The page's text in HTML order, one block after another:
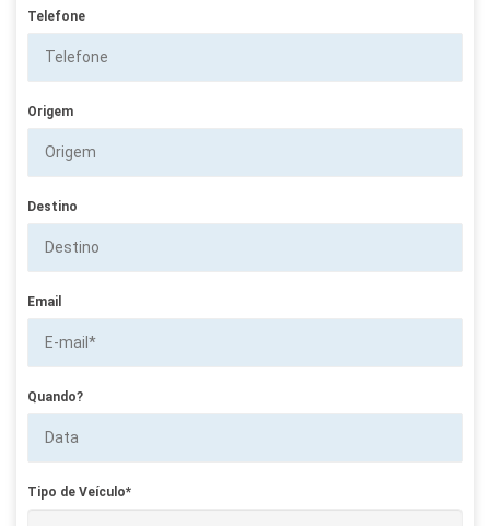
Telefone
Origem
Destino
Email
Quando?
Tipo de Veículo*